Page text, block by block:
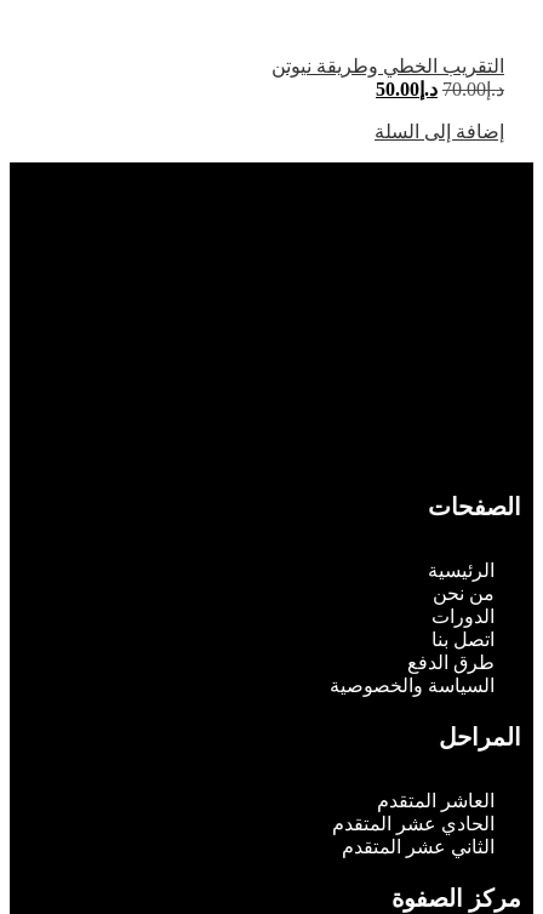
التقريب الخطي وطريقة نيوتن
70.00 د.إ 50.00
إضافة إلى السلة
الصفحات
الرئيسية
من نحن
الدورات
اتصل بنا
طرق الدفع
السياسة والخصوصية
المراحل
العاشر المتقدم
الحادي عشر المتقدم
الثاني عشر المتقدم
مركز الصفوة